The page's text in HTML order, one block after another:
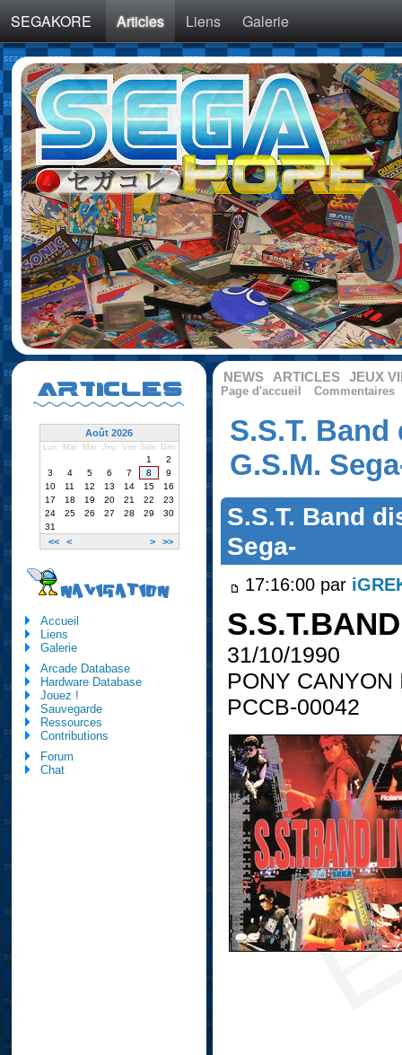
SEGAKORE Articles Liens Galerie
NEWS ARTICLES JEUX
Page d'accueil Commentaires
S.S.T.
G.S.M.
S.S.T. Band
Sega-
17:16:00 par
31/10/1990
PONY CANYON
PCCB-00042
ARTICLES
Août 2026
Lun Mar Mer Jeu Ven Sam Dim
<< < > >>
1
2
3
4 5 6 7 8
9
10
11 12 13 14 15
16
17
18 19 20 21 22
23
24
25 26 27 28 29
30
31
NAVIGATION
Accueil
Liens
Galerie
Arcade Database
Hardware Database
Jouez !
Sauvegarde
Ressources
Contributions
Forum
Chat